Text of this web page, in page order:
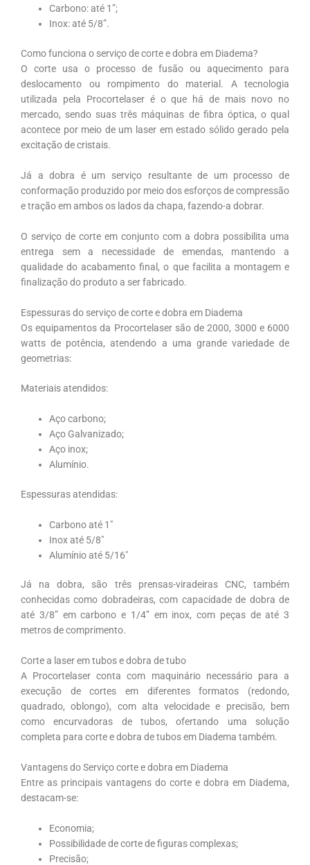
Carbono: até 1”;
Inox: até 5/8”.
Como funciona o serviço de corte e dobra em Diadema?
O corte usa o processo de fusão ou aquecimento para
deslocamento ou rompimento do material. A tecnologia
utilizada pela Procortelaser é o que há de mais novo no
mercado, sendo suas três máquinas de fibra óptica, o qual
acontece por meio de um laser em estado sólido gerado pela
excitação de cristais.
Já a dobra é um serviço resultante de um processo de
conformação produzido por meio dos esforços de compressão
e tração em ambos os lados da chapa, fazendo-a dobrar.
O serviço de corte em conjunto com a dobra possibilita uma
entrega sem a necessidade de emendas, mantendo a
qualidade do acabamento final, o que facilita a montagem e
finalização do produto a ser fabricado.
Espessuras do serviço de corte e dobra em Diadema
Os equipamentos da Procortelaser são de 2000, 3000 e 6000
watts de potência, atendendo a uma grande variedade de
geometrias:
Materiais atendidos:
Aço carbono;
Aço Galvanizado;
Aço inox;
Alumínio.
Espessuras atendidas:
Carbono até 1″
Inox até 5/8″
Alumínio até 5/16″
Já na dobra, são três prensas-viradeiras CNC, também
conhecidas como dobradeiras, com capacidade de dobra de
até 3/8” em carbono e 1/4” em inox, com peças de até 3
metros de comprimento.
Corte a laser em tubos e dobra de tubo
A Procortelaser conta com maquinário necessário para a
execução de cortes em diferentes formatos (redondo,
quadrado, oblongo), com alta velocidade e precisão, bem
como encurvadoras de tubos, ofertando uma solução
completa para corte e dobra de tubos em Diadema também.
Vantagens do Serviço corte e dobra em Diadema
Entre as principais vantagens do corte e dobra em Diadema,
destacam-se:
Economia;
Possibilidade de corte de figuras complexas;
Precisão;